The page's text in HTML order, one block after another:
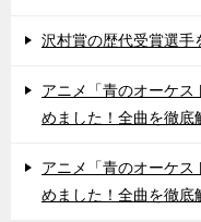
沢村賞の歴代受賞選手
アニメ「青のオーケス
めました！全曲を徹底
アニメ「青のオーケス
めました！全曲を徹底